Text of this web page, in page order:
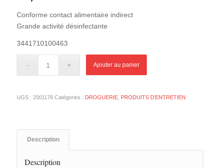
Conforme contact alimentaire indirect
Grande activité désinfectante
3441710100463
Ajouter au panier
UGS : 2001178 Catégories : DROGUERIE, PRODUITS D'ENTRETIEN
Description
Description